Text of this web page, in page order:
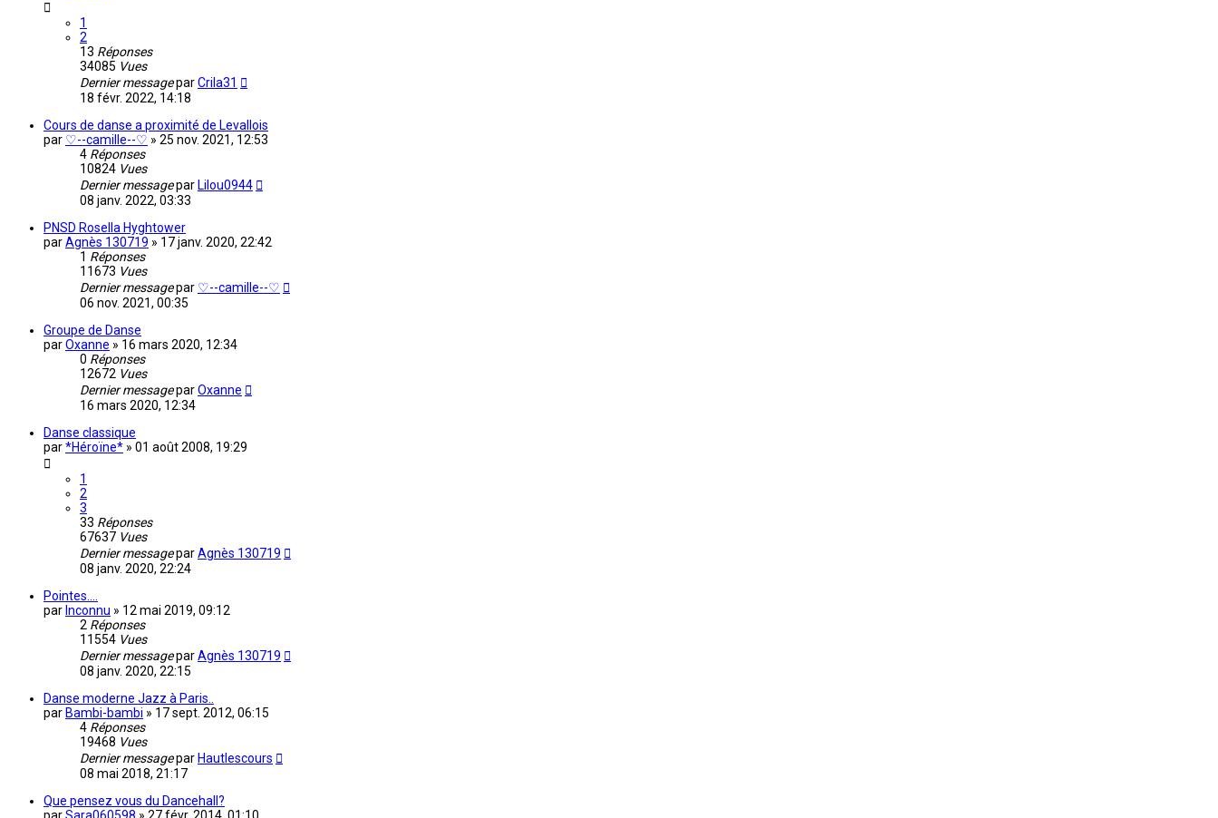
1
2
13 Réponses
34085 Vues
Dernier messageparCrila31
18 févr. 2022, 14:18
Cours de danse a proximité de Levallois
par ♡--camille--♡ » 25 nov. 2021, 12:53
4 Réponses
10824 Vues
Dernier messagepar Lilou0944
08 janv. 2022, 03:33
PNSD Rosella Hyghtower
parAgnès 130719 » 17 janv. 2020, 22:42
1 Réponses
11673 Vues
Dernier messagepar ♡--camille--♡
06 nov. 2021, 00:35
Groupe de Danse
parOxanne » 16 mars 2020, 12:34
0 Réponses
12672 Vues
Dernier messageparOxanne
16 mars 2020, 12:34
Danse classique
par*Héroïne* » 01 août 2008, 19:29
1
2
3
33 Réponses
67637 Vues
Dernier messageparAgnès 130719
08 janv. 2020, 22:24
Pointes....
par Inconnu » 12 mai 2019, 09:12
2 Réponses
11554 Vues
Dernier messageparAgnès 130719
08 janv. 2020, 22:15
Danse moderne Jazz à Paris..
par Bambi-bambi » 17 sept. 2012, 06:15
4 Réponses
19468 Vues
Dernier messagepar Hautlescours
08 mai 2018, 21:17
Que pensez vous du Dancehall?